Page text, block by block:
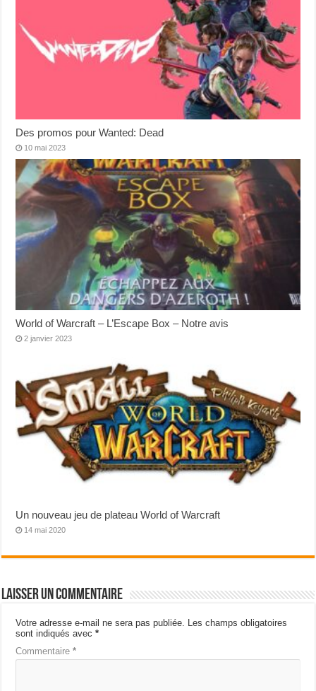
Des promos pour Wanted: Dead
10 mai 2023
World of Warcraft – L’Escape Box – Notre avis
2 janvier 2023
Un nouveau jeu de plateau World of Warcraft
14 mai 2020
Laisser un commentaire
Votre adresse e-mail ne sera pas publiée. Les champs obligatoires
sont indiqués avec*
Commentaire*